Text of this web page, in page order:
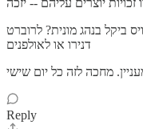
יוצרים עליהם -- יזכה
ביקל בנהג מונית? לרוברט
דנירו או לאולפנים
Reply